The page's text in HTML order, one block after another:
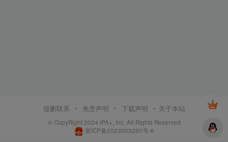
侵删联系 免责声明 下载声明 关于本站
© CopyRight 2024 iPA+, Inc. All Rights Reserved
新ICP备2023003260号-6